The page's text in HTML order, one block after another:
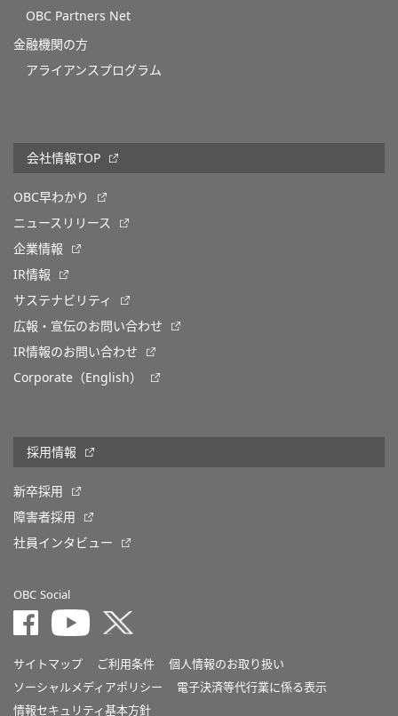
OBC Partners Net
金融機関の方
アライアンスプログラム
会社情報TOP
OBC早わかり
ニュースリリース
企業情報
IR情報
サステナビリティ
広報・宣伝のお問い合わせ
IR情報のお問い合わせ
Corporate（English）
採用情報
新卒採用
障害者採用
社員インタビュー
OBC Social
サイトマップ ご利用条件
個人情報のお取り扱い
ソーシャルメディアポリシー
電子決済等代行業に係る表示
情報セキュリティ基本方針